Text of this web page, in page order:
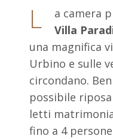
L a camera
Villa
una magnifica
Urbino e sulle
circondano.
possibile
letti
fino a 4